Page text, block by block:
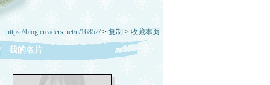
https://blog.creaders.net/u/16852/> 复制 > 收藏本页
我的名片